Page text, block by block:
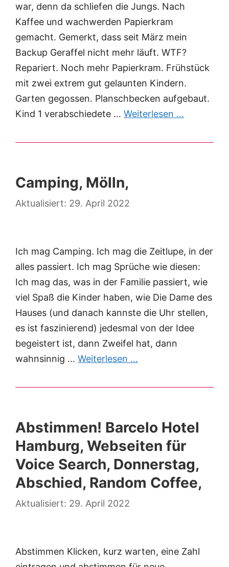
war, denn da schliefen die Jungs. Nach
Kaffee und wachwerden Papierkram
gemacht. Gemerkt, dass seit März mein
Backup Geraffel nicht mehr läuft. WTF?
Repariert. Noch mehr Papierkram. Frühstück
mit zwei extrem gut gelaunten Kindern.
Garten gegossen. Planschbecken aufgebaut.
Kind 1 verabschiedete … Weiterlesen …
Camping, Mölln,
29. April 2022
Ich mag Camping. Ich mag die Zeitlupe, in der
alles passiert. Ich mag Sprüche wie diesen:
Ich mag das, was in der Familie passiert, wie
viel Spaß die Kinder haben, wie Die Dame des
Hauses (und danach kannste die Uhr stellen,
es ist faszinierend) jedesmal von der Idee
begeistert ist, dann Zweifel hat, dann
wahnsinnig … Weiterlesen …
Abstimmen! Barcelo Hotel
Hamburg, Webseiten für
Voice Search, Donnerstag,
Abschied, Random Coffee,
29. April 2022
Abstimmen Klicken, kurz warten, eine Zahl